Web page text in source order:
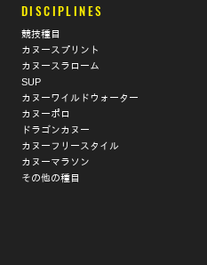
DISCIPLINES
競技種目
カヌースプリント
カヌースラローム
SUP
カヌーワイルドウォーター
カヌーポロ
ドラゴンカヌー
カヌーフリースタイル
カヌーマラソン
その他の種目